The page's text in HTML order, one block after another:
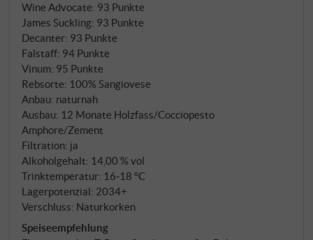
Ferrinis fünftem Weinberg auf 400 Metern über
dem Castello di Sant'Angelo in Colle, bedeutete das
einen Jahrgang mit Nachdruck. Die Vinifikation folgt
dem bewährten Rhythmus: 7 Tage Gärung in Stahl,
13 Tage Maischekontakt, dann ein Jahr Ausbau in
Tonneaux, großen Eichenfässern und Cocciopesto-
Amphoren aus gebranntem Ton, bevor der Wein im
Zement zur Ruhe kommt und schließlich mindestens
6 Monate in der Flasche reift.
Wine Advocate: 93 Punkte
James Suckling: 93 Punkte
Decanter: 93 Punkte
Falstaff: 94 Punkte
Vinum: 95 Punkte
Rebsorte: 100% Sangiovese
Anbau: naturnah
Ausbau: 12 Monate Holzfass/Cocciopesto
Amphore/Zement
Filtration: ja
Alkoholgehalt: 14,00 % vol
Trinktemperatur: 16‑18 °C
Lagerpotenzial: 2034+
Verschluss: Naturkorken
Speiseempfehlung